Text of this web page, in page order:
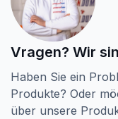
Vragen? Wir
Haben Sie ein
Produkte? Oder
über unsere